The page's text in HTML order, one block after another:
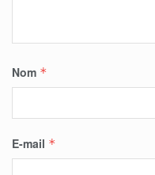
Nom *
E-mail *